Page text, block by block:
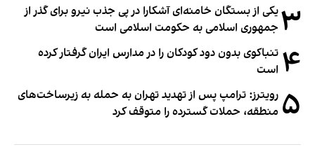
۳یکی از بستگان خامنه‌ای آشکارا در پی جذب نیرو برای گذر از
جمهوری اسلامی به حکومت اسلامی است
۴ تنباکوی بدون دود کودکان را در مدارس ایران گرفتار کرده
است
۵ رویترز: ترامپ پس از تهدید تهران به حمله به زیرساخت‌های
منطقه، حملات گسترده را متوقف کرد